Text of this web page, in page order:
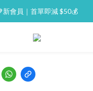
一malluxe day｜7%購物金回贈
新會員｜首單即減 $50💰
一malluxe day｜7%購物金回贈